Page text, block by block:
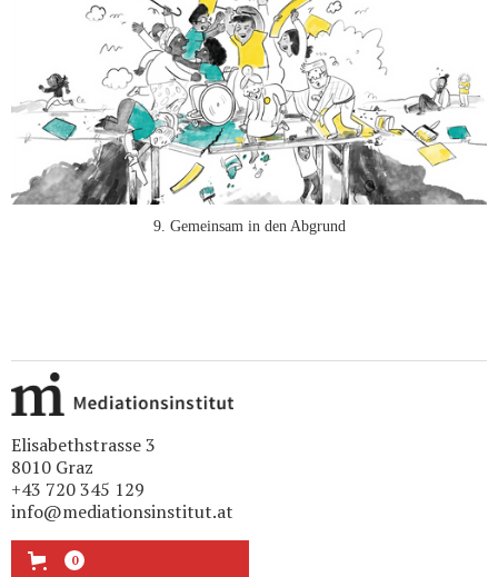
9. Gemeinsam in den Abgrund
Elisabethstrasse 3
8010 Graz
+43 720 345 129
info@mediationsinstitut.at
0